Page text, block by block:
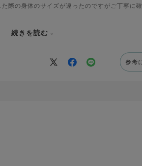
際の身体のサイズが違ったのですがご丁寧に
谷の本麻とはいえさすがに今年の夏は暑すぎ
て着れそうです。
続きを読む
参考